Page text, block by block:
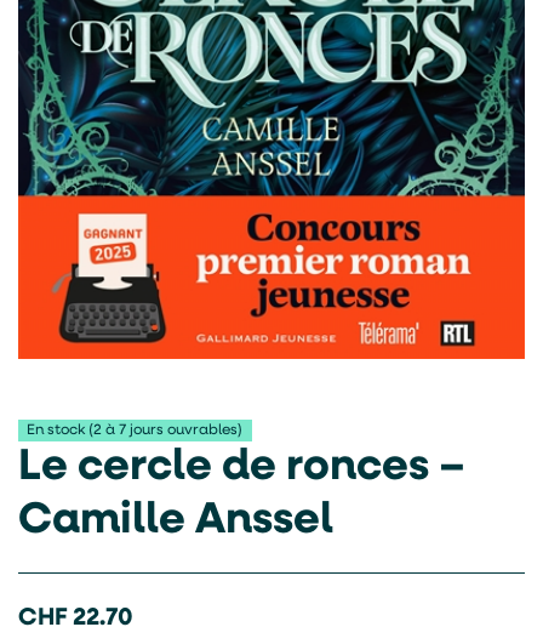
En stock (2 à 7 jours ouvrables)
Le cercle de ronces –
Camille Anssel
CHF 22.70